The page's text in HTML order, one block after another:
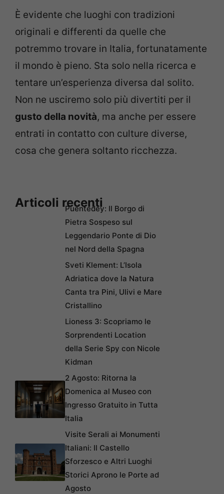
È evidente che luoghi con tradizioni
originali e differenti da quelle che
potremmo trovare in Italia, fortunatamente
il mondo è pieno. Sta solo nella ricerca e
tentare un’esperienza diversa dal solito.
Non ne usciremo solo più divertiti per il
gusto della novità, ma anche per essere
entrati in contatto con culture diverse,
cosa che genera soltanto ricchezza.
Articoli recentiPuentedey: Il Borgo di
Pietra Sospeso sul
Leggendario Ponte di Dio
nel Nord della Spagna
Sveti Klement: L’Isola
Adriatica dove la Natura
Canta tra Pini, Ulivi e Mare
Cristallino
Lioness 3: Scopriamo le
Sorprendenti Location
della Serie Spy con Nicole
Kidman
2 Agosto: Ritorna la
Domenica al Museo con
Ingresso Gratuito in Tutta
Italia
Visite Serali ai Monumenti
Italiani: Il Castello
Sforzesco e Altri Luoghi
Storici Aprono le Porte ad
Agosto